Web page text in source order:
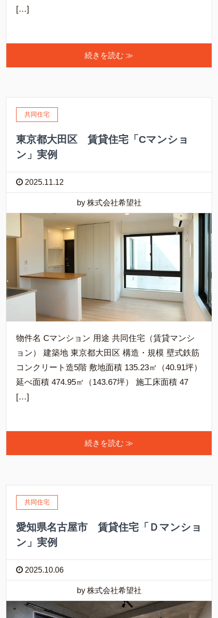
[…]
続きを読む ≫
共同住宅
東京都大田区 賃貸住宅「Cマンショ
ン」実例
2025.11.12
by 株式会社希望社
物件名 Cマンション 用途 共同住宅（賃貸マンシ
ョン） 建築地 東京都大田区 構造・規模 壁式鉄筋
コンクリート造5階 敷地面積 135.23㎡（40.91坪）
延べ面積 474.95㎡（143.67坪） 施工床面積 47
[…]
続きを読む ≫
共同住宅
愛知県名古屋市 賃貸住宅「Ｄマンショ
ン」実例
2025.10.06
by 株式会社希望社